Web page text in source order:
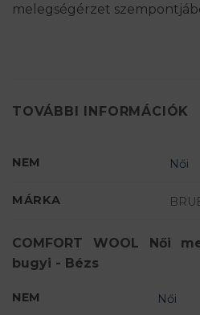
melegségérzet
TOVÁBBI INFORMÁCIÓK
NEM Női
MÁRKA
COMFORT WOOL Női
bugyi - Bézs
NEM Női